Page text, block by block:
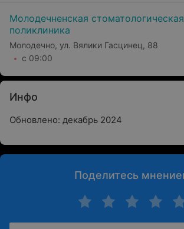
Молодечненская стоматологическая
поликлиника
Молодечно, ул. Вялики Гасцинец, 88
с 09:00
Инфо
Обновлено: декабрь 2024
Поделитесь